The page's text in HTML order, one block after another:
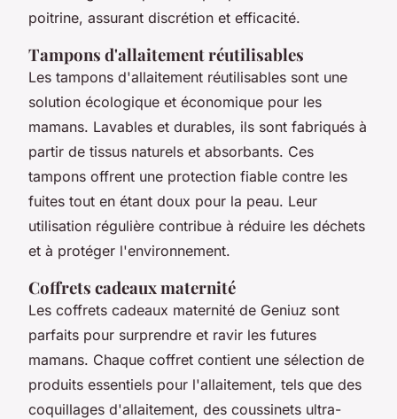
poitrine, assurant discrétion et efficacité.
Tampons d'allaitement réutilisables
Les tampons d'allaitement réutilisables sont une
solution écologique et économique pour les
mamans. Lavables et durables, ils sont fabriqués à
partir de tissus naturels et absorbants. Ces
tampons offrent une protection fiable contre les
fuites tout en étant doux pour la peau. Leur
utilisation régulière contribue à réduire les déchets
et à protéger l'environnement.
Coffrets cadeaux maternité
Les coffrets cadeaux maternité de Geniuz sont
parfaits pour surprendre et ravir les futures
mamans. Chaque coffret contient une sélection de
produits essentiels pour l'allaitement, tels que des
coquillages d'allaitement, des coussinets ultra-